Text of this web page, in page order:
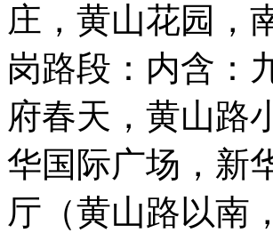
庄，黄山花园，
岗路段：内含：
府春天，黄山路
华国际广场，新
厅（黄山路以南